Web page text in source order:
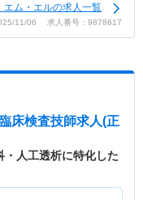
エム・エルの求人一覧
11/06 求人番号：9878617
床検査技師求人(正
・人工透析に特化した